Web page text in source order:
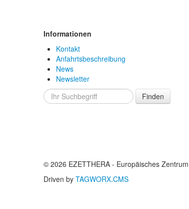
Informationen
Kontakt
Anfahrtsbeschreibung
News
Newsletter
Finden
© 2026 EZETTHERA - Europäisches
Driven by TAGWORX.CMS